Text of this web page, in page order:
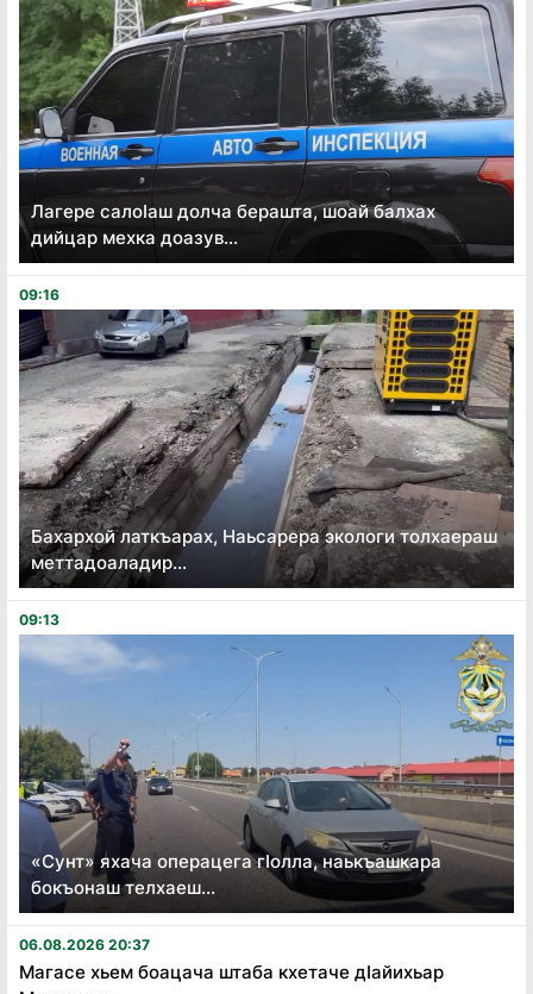
Лагере салоӏаш долча берашта, шоай балхах
дийцар мехка доазув...
09:16
Бахархой латкъарах, Наьсарера экологи толхаераш
меттадоаладир...
09:13
«Сунт» яхача операцега гӏолла, наькъашкара
бокъонаш телхаеш...
06.08.2026 20:37
Магасе хьем боацача штаба кхетаче дӏайихьар